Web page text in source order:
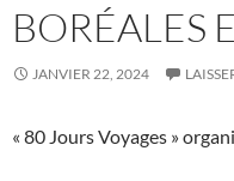
BORÉALES
JANVIER 22, 2024
« 80 Jours Voyages »